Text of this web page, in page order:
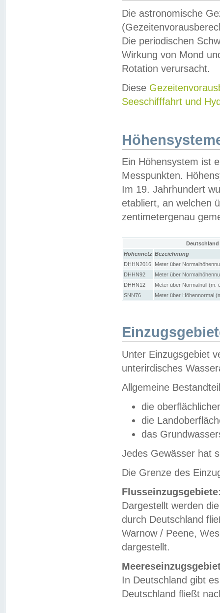
Die astronomische
Die periodischen
Wirkung von Mond
Rotation verursacht.
Diese
Seeschifffahrt und
Ein Höhensystem ist
Messpunkten.
Im 19. Jahrhundert
etabliert, an welchen
zentimetergenau
Höhennetz Bezeichnung
DHHN2016
Meter über
DHHN92
Meter über
DHHN12
Meter über Normalnull (m.
SNN76
Meter über Höhennormal
Unter Einzugsgebiet
unterirdisches
Allgemeine
die
die
das
Jedes Gewässer hat
Die Grenze des
Dargestellt werden
durch Deutschland
Warnow / Peene,
dargestellt.
In Deutschland gibt
Deutschland fließt